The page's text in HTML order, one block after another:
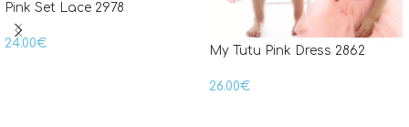
Pink Set Lace 2978
24.00€
My Tutu Pink Dress 2862
26.00€